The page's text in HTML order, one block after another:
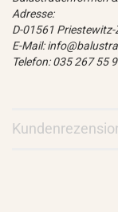
Adresse:
D-01561
E-Mail:
Telefon: 035 267 55